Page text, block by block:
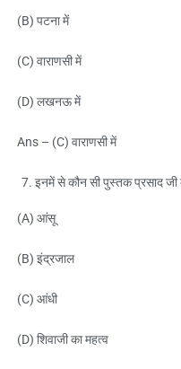
(B) पटना में
(C) वाराणसी में
(D) लखनऊ में
Ans – (C) वाराणसी में
इनमें से कौन सी पुस्तक प्रसाद जी
(A) आंसू
(B) इंद्रजाल
(C) आंधी
(D) शिवाजी का महत्व